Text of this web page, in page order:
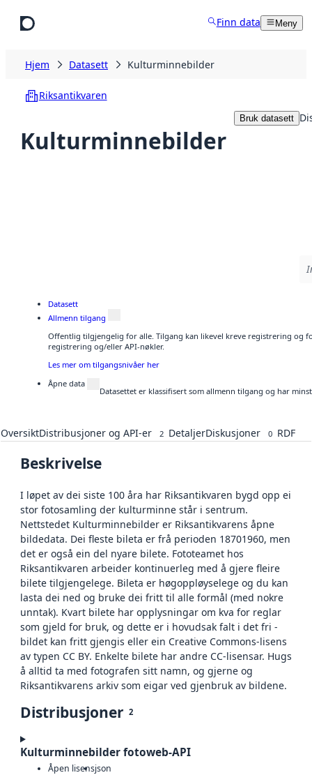
Finn data Meny
Hjem Datasett Kulturminnebilder
Riksantikvaren
Kulturminnebilder
Bruk datasett
Datasett
Allmenn tilgang
Offentlig tilgjengelig for alle. Tilgang kan likevel kreve registrering og
registrering og/eller API-nøkler.
Les mer om tilgangsnivåer her
Åpne data
Datasettet er klassifisert som allmenn tilgang og har
OversiktDistribusjoner og API-er 2 DetaljerDiskusjoner 0 RDF
Beskrivelse
I løpet av dei siste 100 åra har Riksantikvaren bygd opp ei
stor fotosamling der kulturminne står i sentrum.
Nettstedet Kulturminnebilder er Riksantikvarens åpne
bildedata. Dei fleste bileta er frå perioden 18701960, men
det er også ein del nyare bilete. Fototeamet hos
Riksantikvaren arbeider kontinuerleg med å gjere fleire
bilete tilgjengelege. Bileta er høgoppløyselege og du kan
lasta dei ned og bruke dei fritt til alle formål (med nokre
unntak). Kvart bilete har opplysningar om kva for reglar
som gjeld for bruk, og dette er i hovudsak falt i det fri -
bildet kan fritt gjengis eller ein Creative Commons-lisens
av typen CC BY. Enkelte bilete har andre CC-lisensar. Hugs
å alltid ta med fotografen sitt namn, og gjerne og
Riksantikvarens arkiv som eigar ved gjenbruk av bildene.
Distribusjoner 2
Kulturminnebilder fotoweb-API
Åpen lisensjson